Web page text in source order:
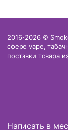
2016-2026 ©
сфере vape,
поставки товара
Написать в